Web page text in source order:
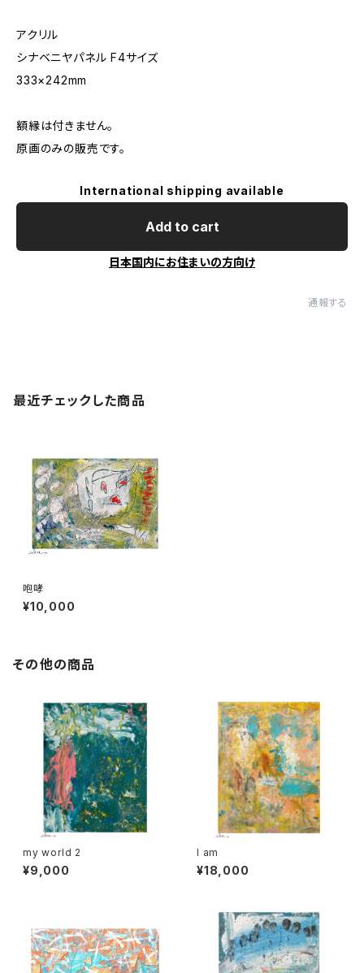
アクリル
シナベニヤパネル F4サイズ
333×242mm
額縁は付きません。
原画のみの販売です。
International shipping available
Add to cart
日本国内にお住まいの方向け
通報する
最近チェックした商品
咆哮
¥10,000
その他の商品
my world 2
¥9,000
I am
¥18,000